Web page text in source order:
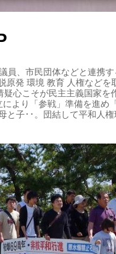
、市民団体などと連携
発 環境 教育 人権など
心こそが民主主義国家
より「参戦」準備を進め
子･･。団結して平和人